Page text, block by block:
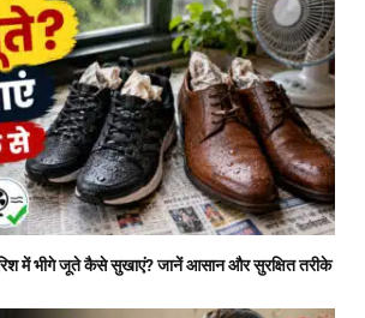
में भीगे जूते कैसे सुखाएं? जानें आसान और सुरक्षित तरीके